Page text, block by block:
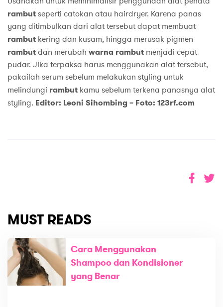
rambutseperti catokan atau hairdryer. Karena panas
yang ditimbulkan dari alat tersebut dapat membuat
rambut kering dan kusam, hingga merusak pigmen
rambutdan merubah warna rambut menjadi cepat
pudar. Jika terpaksa harus menggunakan alat tersebut,
pakailah serum sebelum melakukan styling untuk
melindungi rambut kamu sebelum terkena panasnya alat
styling. Editor: Leoni Sihombing – Foto: 123rf.com
MUST READS
Cara Menggunakan
Shampoo dan Kondisioner
yang Benar